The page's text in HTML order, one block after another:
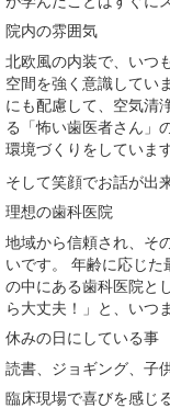
院内の雰囲気
北欧風の内装で、いつ
空間を強く意識してい
にも配慮して、空気清
る「怖い歯医者さん」
環境づくりをしています
そして笑顔でお話が出
理想の歯科医院
地域から信頼され、そ
いです。 年齢に応じ
の中にある歯科医院と
ら大丈夫！」と、いつ
休みの日にしている事
読書、ジョギング、子
臨床現場で喜びを感じ